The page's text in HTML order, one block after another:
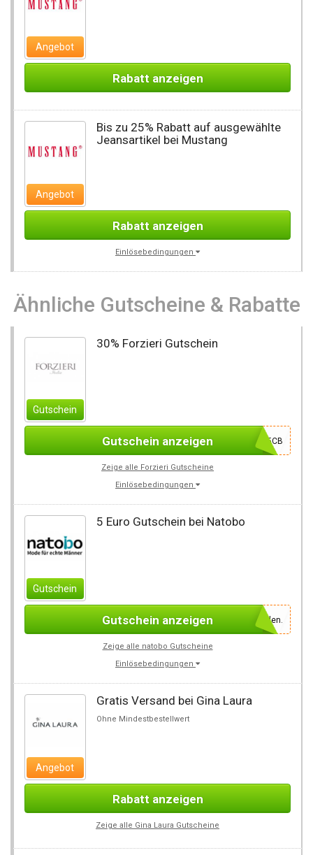
Angebot
Rabatt anzeigen
Angebot
Bis zu 25% Rabatt auf ausgewählte
Jeansartikel bei Mustang
Rabatt anzeigen
Einlösebedingungen
Ähnliche Gutscheine & Rabatte
Gutschein
30% Forzieri Gutschein
6055CB
Gutschein anzeigen
Zeige alle Forzieri Gutscheine
Einlösebedingungen
Gutschein
5 Euro Gutschein bei Natobo
Einfach für den Newsletter anmelden.
Gutschein anzeigen
Zeige alle natobo Gutscheine
Einlösebedingungen
Angebot
Gratis Versand bei Gina Laura
Ohne Mindestbestellwert
Rabatt anzeigen
Zeige alle Gina Laura Gutscheine